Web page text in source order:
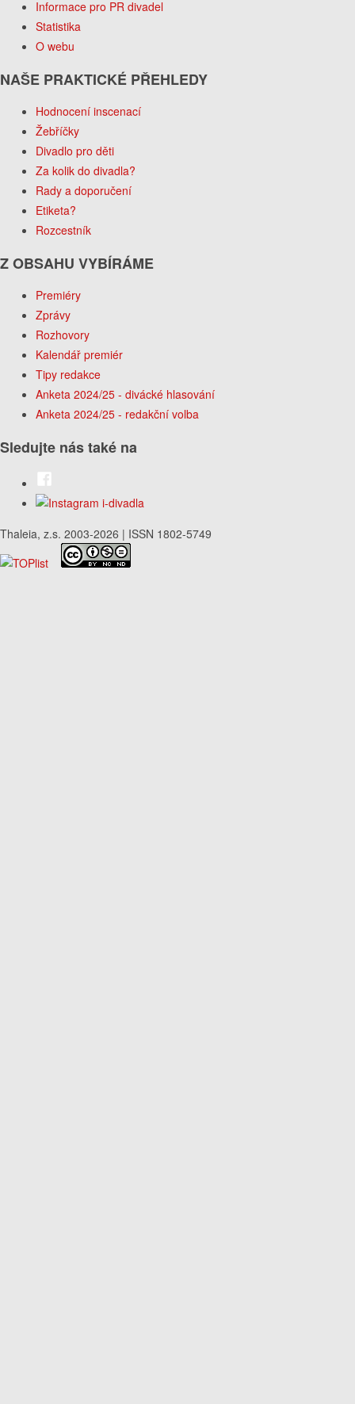
Informace pro PR divadel
Statistika
O webu
NAŠE PRAKTICKÉ PŘEHLEDY
Hodnocení inscenací
Žebříčky
Divadlo pro děti
Za kolik do divadla?
Rady a doporučení
Etiketa?
Rozcestník
Z OBSAHU VYBÍRÁME
Premiéry
Zprávy
Rozhovory
Kalendář premiér
Tipy redakce
Anketa 2024/25 - divácké hlasování
Anketa 2024/25 - redakční volba
Sledujte nás také na
Thaleia, z.s. 2003-2026 | ISSN 1802-5749